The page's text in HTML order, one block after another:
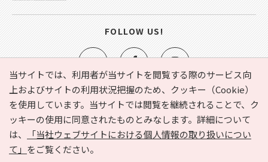
当サイトでは、利用者が当サイトを閲覧する際のサービス向
上およびサイトの利用状況把握のため、クッキー（Cookie）
を使用しています。当サイトでは閲覧を継続されることで、ク
ッキーの使用に同意されたものとみなします。詳細について
は、
「当社ウェブサイトにおける個人情報の取り扱いについ
て」 をご覧ください。
e-NAVITA（イーナビタ）とは？ お気に入り
ヘルプ
利用規約
個人情報の取り扱いについて
運営会社
サイトマップ
広告掲載に関するお問い合わせ
FOLLOW US!